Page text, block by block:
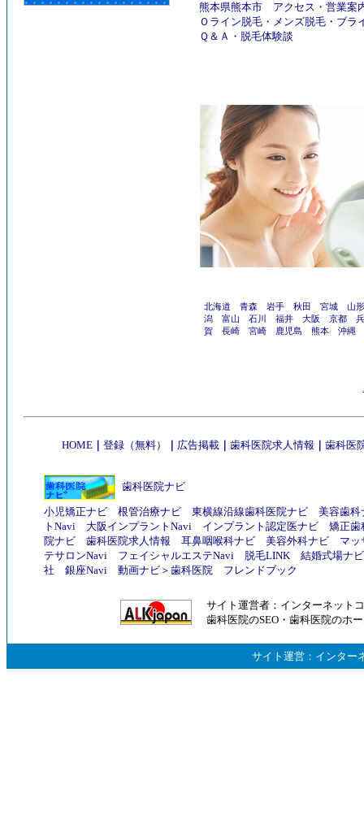
熊本県熊本市
アクセス ・ 営業案
Ｏライン脱毛 ・ メンズ脱毛 ・ ブラ
Ｑ＆Ａ ・ 脱毛体験談
北海道 青森 岩手 秋田 宮城
山形
潟
富山 石川 福井 大阪 京都
賀
長崎 宮崎 鹿児島 熊本 沖縄
HOME 登録（無料） 広告掲載 歯科医院求人情報 歯科医
歯科医院ナビ
小児矯正ナビ 根管治療ナビ 東横線沿線歯科医院ナビ
美容歯科
トNavi
大阪インプラントNavi インプラント認定医ナビ
矯正歯
院ナビ
歯科医院求人情報 耳鼻咽喉科ナビ 美容外科ナビ
マッ
テサロンNavi
フェイシャルエステNavi 脱毛LINK
結婚式場ナビ
社
銀座Navi 動画ナビ ＞ 歯科医院 フレンドブック
サイト運営者： インターネット
歯科医院のSEO ・ 歯科医院のホ
サイト運営： インター